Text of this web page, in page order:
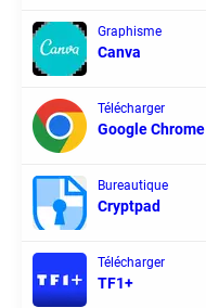
Graphisme
Canva
Télécharger
Google Chrome
Bureautique
Cryptpad
Télécharger
TF1+